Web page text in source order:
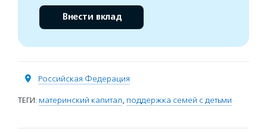
Внести вклад
Российская Федерация
ТЕГИ: материнский капитал, поддержка семей с детьми